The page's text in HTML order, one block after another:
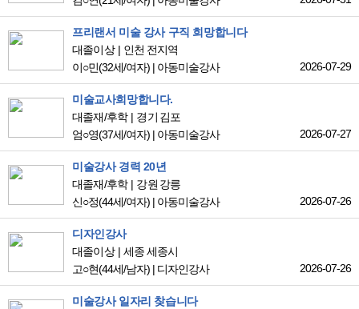
프리랜서 미술 강사 구직 희망합니다
대졸이상
인천 전지역
이○민(32세/여자) | 아동미술강사 2026-07-29
미술교사희망합니다.
대졸재/후학
경기 김포
엄○영(37세/여자) | 아동미술강사 2026-07-27
미술강사 경력 20년
대졸재/후학
강원 강릉
신○정(44세/여자) | 아동미술강사 2026-07-26
디자인강사
대졸이상
세종 세종시
고○현(44세/남자) | 디자인강사 2026-07-26
미술강사 일자리 찾습니다